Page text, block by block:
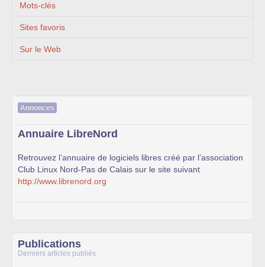
Mots-clés
Sites favoris
Sur le Web
Annonces
Annuaire LibreNord
Retrouvez l’annuaire de logiciels libres créé par l’association
Club Linux Nord-Pas de Calais sur le site suivant
http://www.librenord.org
Publications
Derniers articles publiés